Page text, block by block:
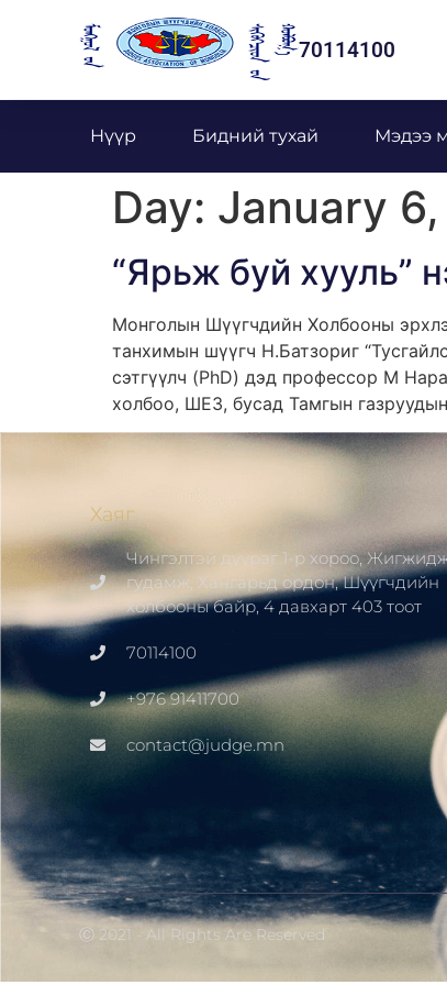
70114100
Нүүр Бидний тухай Мэдээ
Day: January
“Ярьж буй хууль”
Монголын Шүүгчдийн Холбооны
танхимын шүүгч Н.Батзориг
сэтгүүлч (PhD) дэд профессор М
холбоо, ШЕЗ, бусад Тамгын
Хаяг
Чингэлтэй дүүрэг 1-р хороо,
гудамж, Хангарьд ордон, Шүүгчдийн
холбооны байр, 4 давхарт 403 тоот
70114100
+976 91411700
contact@judge.mn
Ⓒ 2021 - All Rights Are Reserved